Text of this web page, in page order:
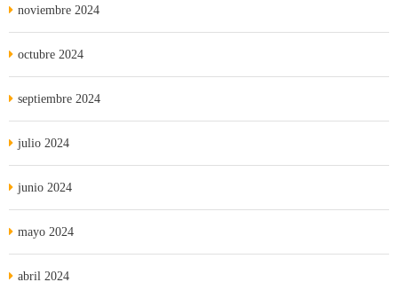
noviembre 2024
octubre 2024
septiembre 2024
julio 2024
junio 2024
mayo 2024
abril 2024